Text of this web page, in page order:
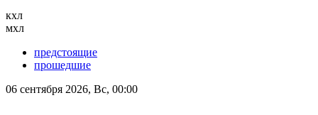
кхл
мхл
предстоящие
прошедшие
06 сентября 2026, Вс, 00:00